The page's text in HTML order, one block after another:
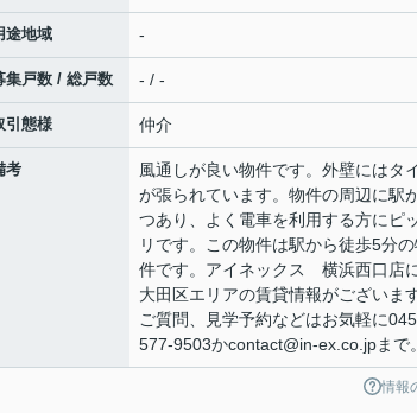
途地域 -
集戸数 / 総戸数 - / -
引態様 仲介
考
風通しが良い物件です。外壁にはタ
が張られています。物件の周辺に駅
つあり、よく電車を利用する方にピ
リです。この物件は駅から徒歩5分の
件です。アイネックス 横浜西口店
大田区エリアの賃貸情報がございます
ご質問、見学予約などはお気軽に
577-9503かcontact@in-ex.co.jpまで。
情報